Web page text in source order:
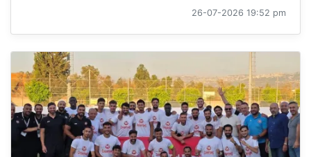
26-07-2026 19:52 pm